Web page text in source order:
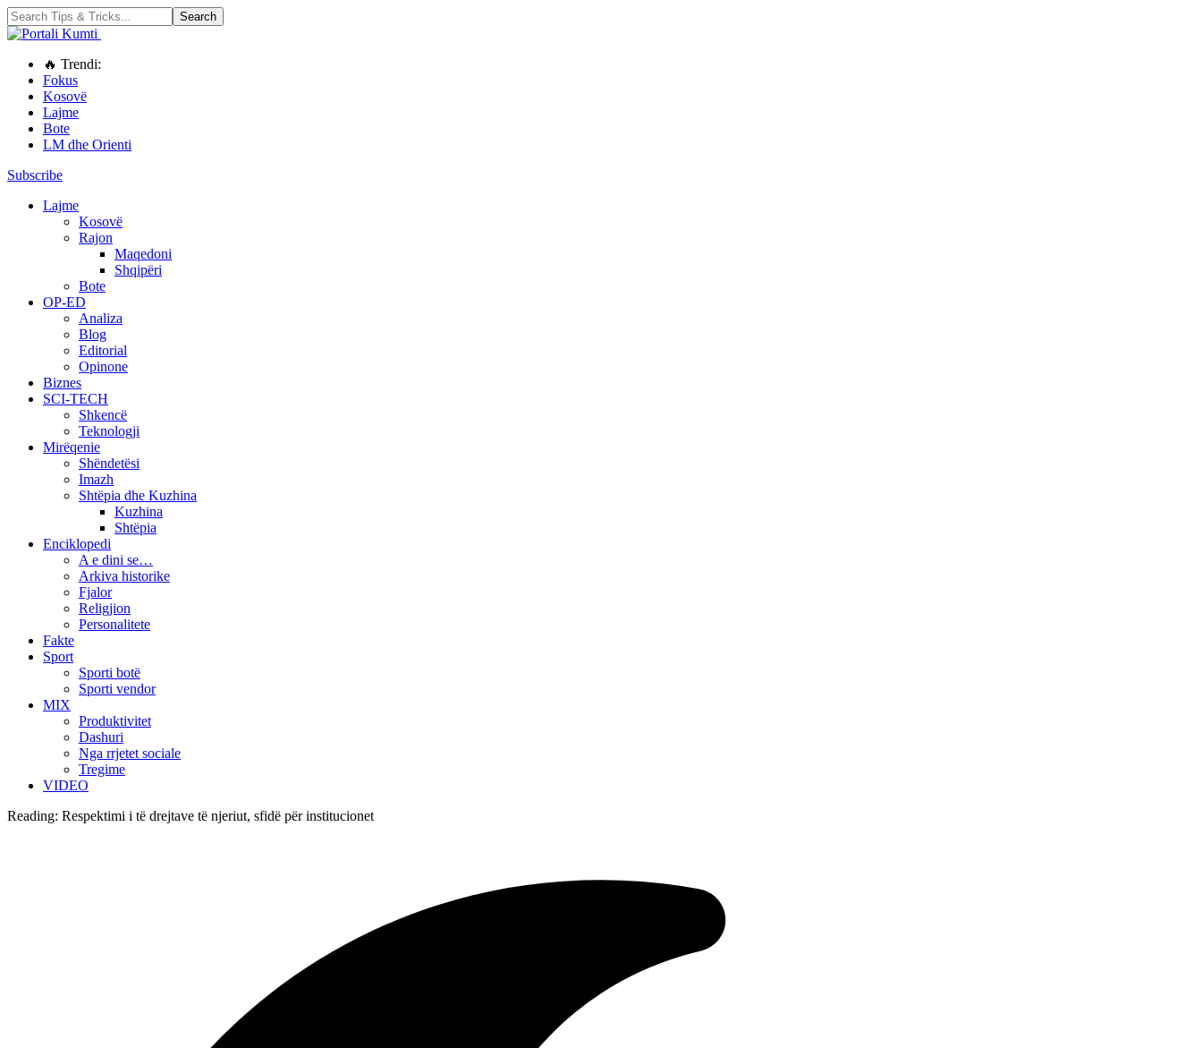
🔥 Trendi:
Fokus
Kosovë
Lajme
Bote
LM dhe Orienti
Subscribe
Lajme
Kosovë
Rajon
Maqedoni
Shqipëri
Bote
OP-ED
Analiza
Blog
Editorial
Opinone
Biznes
SCI-TECH
Shkencë
Teknologji
Mirëqenie
Shëndetësi
Imazh
Shtëpia dhe Kuzhina
Kuzhina
Shtëpia
Enciklopedi
A e dini se…
Arkiva historike
Fjalor
Religjion
Personalitete
Fakte
Sport
Sporti botë
Sporti vendor
MIX
Produktivitet
Dashuri
Nga rrjetet sociale
Tregime
VIDEO
Reading: Respektimi i të drejtave të njeriut, sfidë për institucionet